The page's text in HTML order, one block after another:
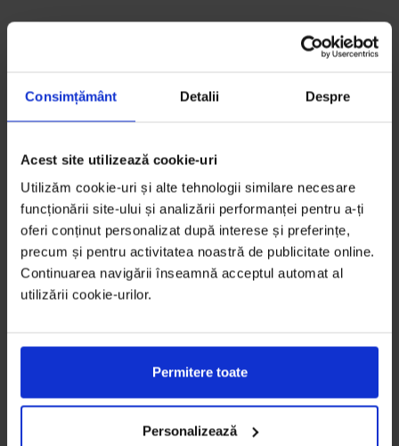
Consimțământ Detalii Despre
Acest site utilizează cookie-uri
Utilizăm cookie-uri și alte tehnologii similare necesare
funcționării site-ului și analizării performanței pentru a-ți
oferi conținut personalizat după interese și preferințe,
precum și pentru activitatea noastră de publicitate online.
Continuarea navigării înseamnă acceptul automat al
utilizării cookie-urilor.
Permitere toate
Personalizează